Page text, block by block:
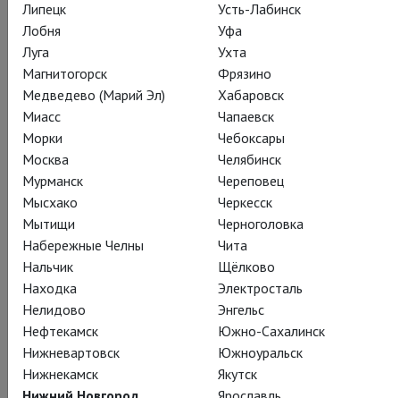
Поделиться:
Подписаться на рассылку
СОСТАВ О СПЕКТАКЛЕ
ЖУРНАЛ
Действующие лица и исполнители
Борис Тимофеевич Измайлов
Владимир Огновенко
Липецк
Лобня
Луга
Магнитогорск
Медведево (Марий Эл)
Миасс
Морки
Москва
Мурманск
Мысхако
Мытищи
Набережные Челны
Нальчик
Находка
Нелидово
Нефтекамск
Нижневартовск
Нижнекамск
Усть-Лабинск
Уфа
Ухта
Фрязино
Хабаровск
Чапаевск
Чебоксары
Челябинск
Череповец
Черкесск
Черноголовка
Чита
Щёлково
Электросталь
Энгельс
Южно-Сахалинск
Южноуральск
Якутск